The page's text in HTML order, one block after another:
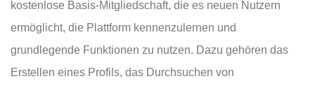
kostenlose Basis-Mitgliedschaft, die es neuen Nutzern
ermöglicht, die Plattform kennenzulernen und
grundlegende Funktionen zu nutzen. Dazu gehören das
Erstellen eines Profils, das Durchsuchen von